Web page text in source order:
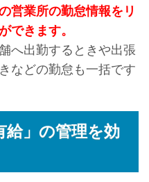
営業所の勤怠情報をリ
できます。
へ出勤するときや出張
などの勤怠も一括です
」の管理を効